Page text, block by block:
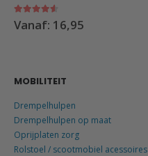
4.50 out of 5
Vanaf: 16,95
MOBILITEIT
Drempelhulpen
Drempelhulpen op maat
Oprijplaten zorg
Rolstoel / scootmobiel acessoires